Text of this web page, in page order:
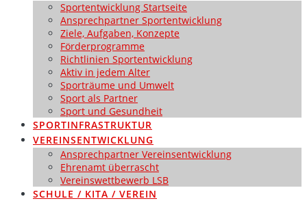
Sportentwicklung Startseite
Ansprechpartner Sportentwicklung
Ziele, Aufgaben, Konzepte
Förderprogramme
Richtlinien Sportentwicklung
Aktiv in jedem Alter
Sporträume und Umwelt
Sport als Partner
Sport und Gesundheit
SPORTINFRASTRUKTUR
VEREINSENTWICKLUNG
Ansprechpartner Vereinsentwicklung
Ehrenamt überrascht
Vereinswettbewerb LSB
SCHULE / KITA / VEREIN